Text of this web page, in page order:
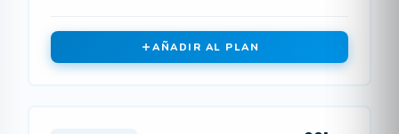
AÑADIR AL PLAN